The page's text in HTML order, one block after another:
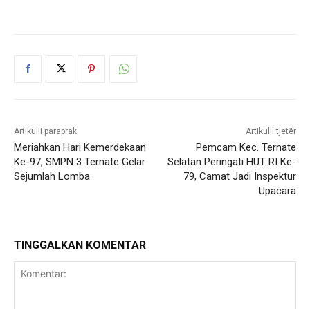
Artikulli paraprak
Meriahkan Hari Kemerdekaan
Ke-97, SMPN 3 Ternate Gelar
Sejumlah Lomba
Artikulli tjetër
Pemcam Kec. Ternate
Selatan Peringati HUT RI Ke-
79, Camat Jadi Inspektur
Upacara
TINGGALKAN KOMENTAR